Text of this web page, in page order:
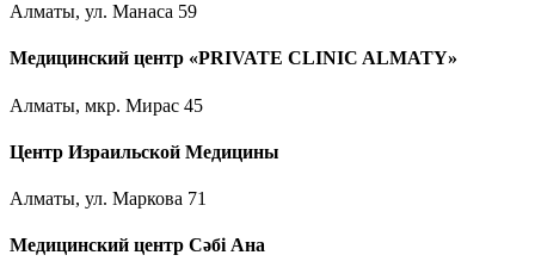
Алматы, ул. Манаса 59
Медицинский центр «PRIVATE CLINIC ALMATY»
Алматы, мкр. Мирас 45
Центр Израильской Медицины
Алматы, ул. Маркова 71
Медицинский центр Сәбі Ана